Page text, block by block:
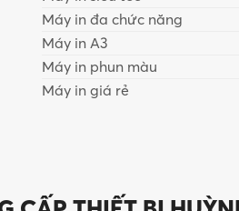
doanh nghiệp.
lựa chọn bởi hàng trăm nghìn
Máy in đa chức năng
Máy in A3
Máy in phun màu
Máy in giá rẻ